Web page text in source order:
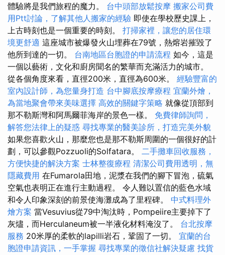
體驗將是我們旅程的魔力。 台中頭部放鬆按摩 搬家公司費
用Ptt討論，了解其他人搬家的經驗 即使在學校歷史課上，
上古時刻也是一個重要的時刻。 打掃家裡，讓您的居住環
境更舒適 這座城市被爆發火山埋葬在79號，熱熔岩摧毀了
他所到達的一切。 台南地區台胞證的申請流程 如今，這是
一個以藝術，文化和廚房聞名的繁華而充滿活力的城市。
從各個角度來看，直徑200米，直徑為600米。 經驗豐富的
室內設計師，為您量身打造 台中腳底按摩療程 宜蘭外燴，
為當地聚會帶來美味選擇 高效的關鍵字策略 就像從頂部到
那不勒斯灣和阿馬爾菲海岸的景色一樣。 免費律師詢問，
解答您法律上的疑惑 尋找專業的醫美診所，打造完美外貌
如果您喜歡火山，那麼您也是那不勒斯周圍的一個很好的計
劃，可以參觀Pozzuoli的Solfatara。 二手攤車回收服務，
方便快捷的解決方案 士林整復療程 清潔公司費用透明，無
隱藏費用 在Fumarola田地，泥漿在我們的腳下冒泡，硫氣
空氣也表明正在進行主動過程。 令人難以置信的藍色水域
和令人印象深刻的前景使海灘成為了里程碑。 中式料理外
燴方案 當Vesuvius從79中淘汰時，Pompeiire主要掉下了
灰燼，而Herculaneum被一半液化材料淹沒了。 台北按摩
服務 20米厚的柔軟的lapilli岩石，鞏固了一切。 宜蘭的台
胞證申請資訊，一手掌握 尋找專業的徵信社解決疑慮 找貨